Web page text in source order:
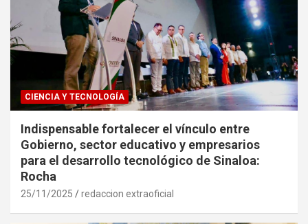
CIENCIA Y TECNOLOGÍA
Indispensable fortalecer el vínculo entre
Gobierno, sector educativo y empresarios
para el desarrollo tecnológico de Sinaloa:
Rocha
25/11/2025 redaccion extraoficial